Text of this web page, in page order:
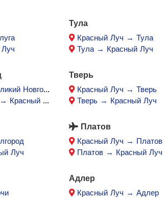
Тула
Красный Луч → Тула
Тула → Красный Луч
Новгород
Луч
Тверь
Красный Луч → Тверь
Тверь → Красный Луч
Луч
Платов
Красный Луч → Платов
Платов → Красный Луч
Адлер
Красный Луч → Адлер